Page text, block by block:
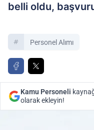
belli oldu,
Personel Alımı
Kamu Personeli
olarak ekleyin!